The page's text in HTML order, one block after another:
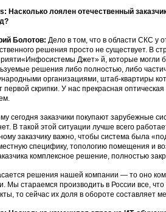
Насколько лоялен отечественный
Болотов: Дело в том, что в области СКС у
решения просто не существует. В
Джет» й, которые могли
решения либо полностью, либо
организациями, штаб-квартиры
первой скрипки. У нас прекрасная
сегодня заказчики покупают зарубежные
В такой этой ситуации лучше всего
заказчику важно, чтобы система была
специфику, топологию помещения и
комплексное решение, полностью
решения нашей компании — то оно
Мы стараемся производить в России все,
то сейчас их доля в обороте составляет